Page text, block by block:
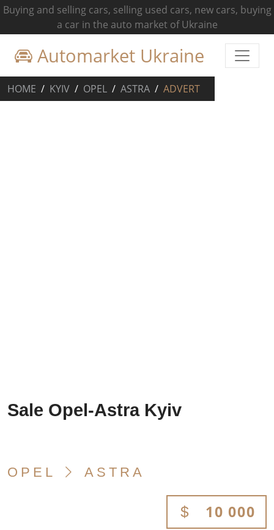
Buying and selling cars, selling used cars, new cars, buying
a car in the auto market of Ukraine
Automarket Ukraine
HOME KYIV OPEL ASTRA ADVERT
Sale Opel-Astra Kyiv
OPEL ASTRA
10 000